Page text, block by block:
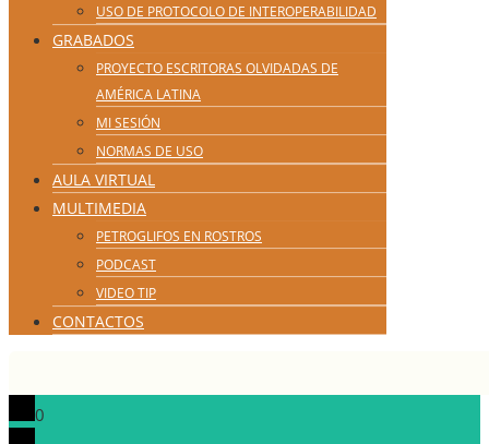
USO DE PROTOCOLO DE INTEROPERABILIDAD
GRABADOS
PROYECTO ESCRITORAS OLVIDADAS DE
AMÉRICA LATINA
MI SESIÓN
NORMAS DE USO
AULA VIRTUAL
MULTIMEDIA
PETROGLIFOS EN ROSTROS
PODCAST
VIDEO TIP
CONTACTOS
0